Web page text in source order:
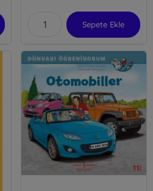
Sepete Ekle